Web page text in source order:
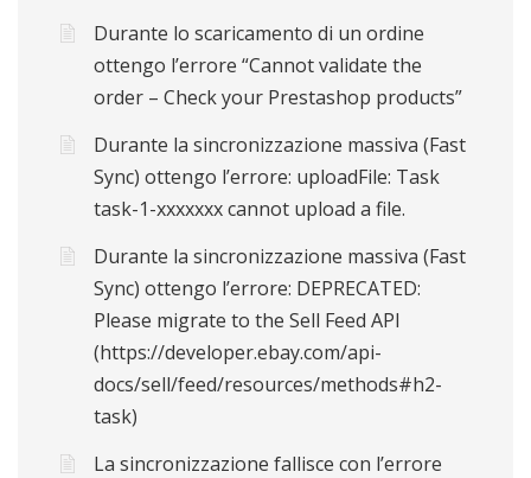
Durante lo scaricamento di un ordine
ottengo l’errore “Cannot validate the
order – Check your Prestashop products”
Durante la sincronizzazione massiva (Fast
Sync) ottengo l’errore: uploadFile: Task
task-1-xxxxxxx cannot upload a file.
Durante la sincronizzazione massiva (Fast
Sync) ottengo l’errore: DEPRECATED:
Please migrate to the Sell Feed API
(https://developer.ebay.com/api-
docs/sell/feed/resources/methods#h2-
task)
La sincronizzazione fallisce con l’errore